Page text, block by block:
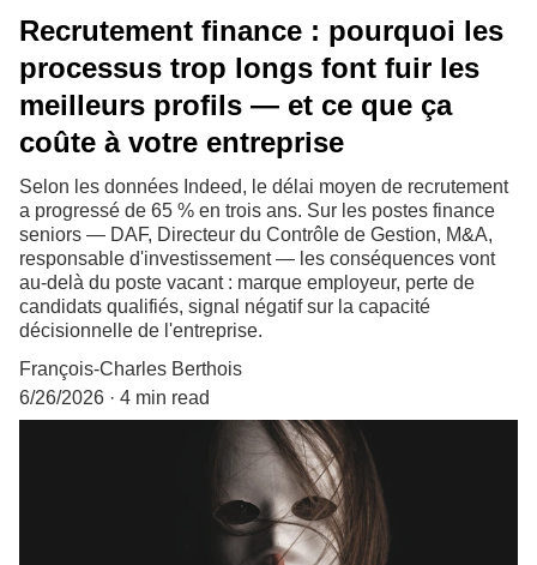
Recrutement finance : pourquoi les
processus trop longs font fuir les
meilleurs profils — et ce que ça
coûte à votre entreprise
Selon les données Indeed, le délai moyen de recrutement
a progressé de 65 % en trois ans. Sur les postes finance
seniors — DAF, Directeur du Contrôle de Gestion, M&A,
responsable d'investissement — les conséquences vont
au-delà du poste vacant : marque employeur, perte de
candidats qualifiés, signal négatif sur la capacité
décisionnelle de l'entreprise.
François-Charles Berthois
6/26/2026
4 min read